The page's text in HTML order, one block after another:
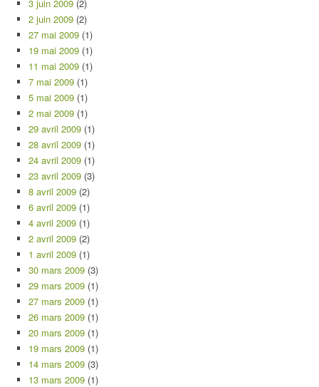
3 juin 2009 (2)
2 juin 2009 (2)
27 mai 2009 (1)
19 mai 2009 (1)
11 mai 2009 (1)
7 mai 2009 (1)
5 mai 2009 (1)
2 mai 2009 (1)
29 avril 2009 (1)
28 avril 2009 (1)
24 avril 2009 (1)
23 avril 2009 (3)
8 avril 2009 (2)
6 avril 2009 (1)
4 avril 2009 (1)
2 avril 2009 (2)
1 avril 2009 (1)
30 mars 2009 (3)
29 mars 2009 (1)
27 mars 2009 (1)
26 mars 2009 (1)
20 mars 2009 (1)
19 mars 2009 (1)
14 mars 2009 (3)
13 mars 2009 (1)